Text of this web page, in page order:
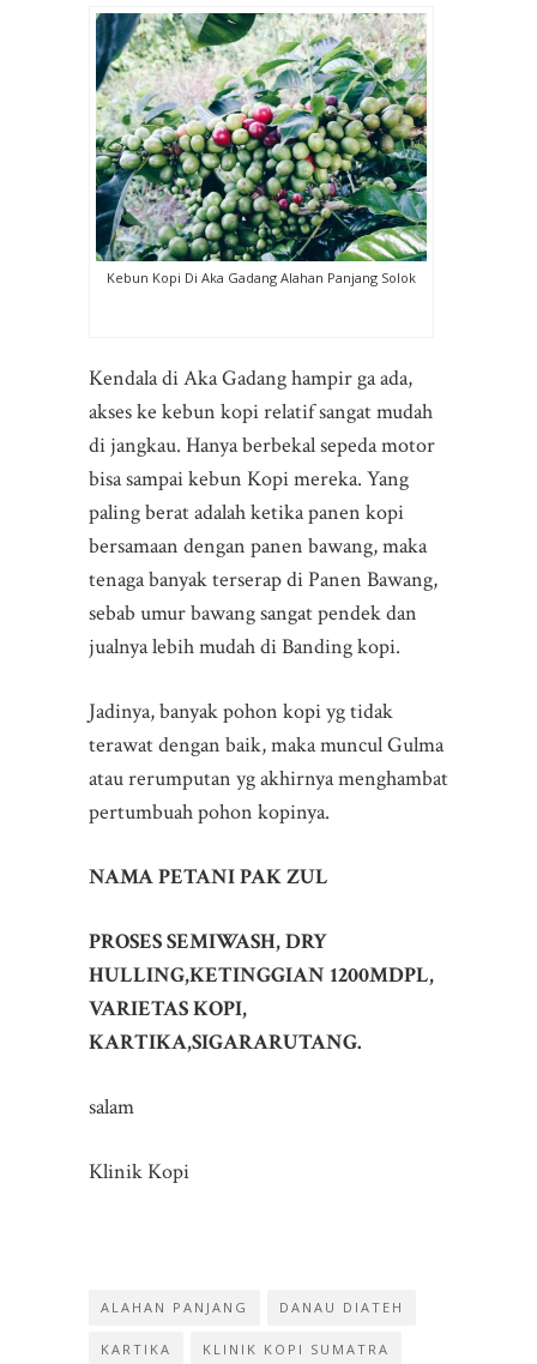
Kebun Kopi Di Aka Gadang Alahan Panjang Solok
Kendala di Aka Gadang hampir ga ada,
akses ke kebun kopi relatif sangat mudah
di jangkau. Hanya berbekal sepeda motor
bisa sampai kebun Kopi mereka. Yang
paling berat adalah ketika panen kopi
bersamaan dengan panen bawang, maka
tenaga banyak terserap di Panen Bawang,
sebab umur bawang sangat pendek dan
jualnya lebih mudah di Banding kopi.
Jadinya, banyak pohon kopi yg tidak
terawat dengan baik, maka muncul Gulma
atau rerumputan yg akhirnya menghambat
pertumbuah pohon kopinya.
NAMA PETANI PAK ZUL
PROSES SEMIWASH, DRY
HULLING,KETINGGIAN 1200MDPL,
VARIETAS KOPI,
KARTIKA,SIGARARUTANG.
salam
Klinik Kopi
ALAHAN PANJANG DANAU DIATEH
KARTIKA KLINIK KOPI SUMATRA